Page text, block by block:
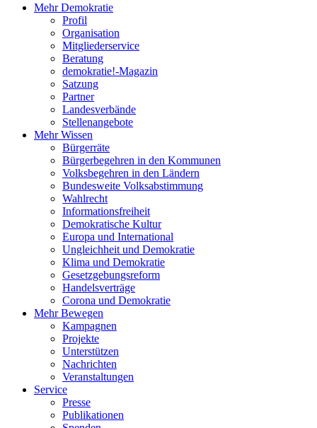
Mehr Demokratie
Profil
Organisation
Mitgliederservice
Beratung
demokratie!-Magazin
Satzung
Partner
Landesverbände
Stellenangebote
Mehr Wissen
Bürgerräte
Bürgerbegehren in den Kommunen
Volksbegehren in den Ländern
Bundesweite Volksabstimmung
Wahlrecht
Informationsfreiheit
Demokratische Kultur
Europa und International
Ungleichheit und Demokratie
Klima und Demokratie
Gesetzgebungsreform
Handelsverträge
Corona und Demokratie
Mehr Bewegen
Kampagnen
Projekte
Unterstützen
Nachrichten
Veranstaltungen
Service
Presse
Publikationen